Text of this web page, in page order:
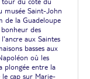
musée Saint-John
de la Guadeloupe
des
aux Saintes
basses aux
où les
plongée entre la
le cap sur Marie-